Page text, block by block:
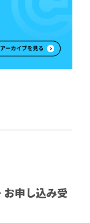
お申し込み受